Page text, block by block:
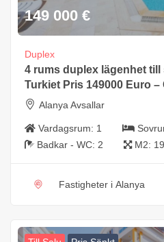
149 000 €
Duplex
4 rums duplex lägenhet till
Turkiet Pris 149000 Euro –
Alanya Avsallar
Vardagsrum: 1
Badkar - WC: 2 M2:
Fastigheter i Alanya